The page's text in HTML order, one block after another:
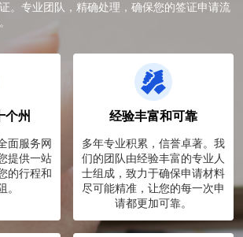
。专业团队，精确处理，确保您的签证申请流
个州
面服务网
提供一站
的行程和
。
经验丰富和可靠
多年专业积累，信誉卓著。我
们的团队由经验丰富的专业人
士组成，致力于确保申请材料
尽可能精准，让您的每一次申
请都更加可靠。